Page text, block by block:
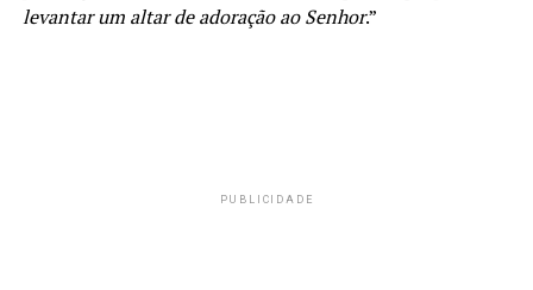
levantar um altar de adoração ao Senhor.”
PUBLICIDADE